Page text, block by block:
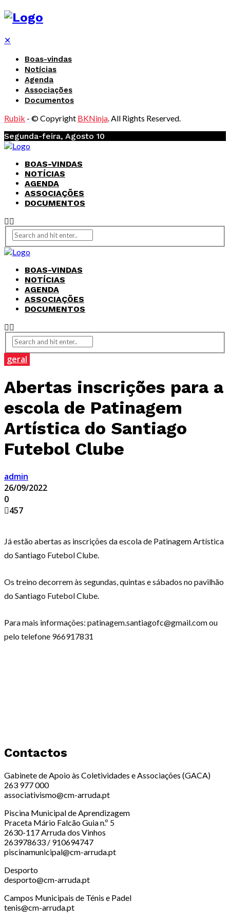
✕
Boas-vindas
Notícias
Agenda
Associações
Documentos
Rubik - © Copyright BKNinja. All Rights Reserved.
Segunda-feira, Agosto 10
BOAS-VINDAS
NOTÍCIAS
AGENDA
ASSOCIAÇÕES
DOCUMENTOS
BOAS-VINDAS
NOTÍCIAS
AGENDA
ASSOCIAÇÕES
DOCUMENTOS
geral
Abertas inscrições para a
escola de Patinagem
Artística do Santiago
Futebol Clube
admin
26/09/2022
0
457
Já estão abertas as inscrições da escola de Patinagem Artística
do Santiago Futebol Clube.
Os treino decorrem às segundas, quintas e sábados no pavilhão
do Santiago Futebol Clube.
Para mais informações: patinagem.santiagofc@gmail.com ou
pelo telefone 966917831
Contactos
Gabinete de Apoio às Coletividades e Associações (GACA)
263 977 000
associativismo@cm-arruda.pt
Piscina Municipal de Aprendizagem
Praceta Mário Falcão Guia n.º 5
2630-117 Arruda dos Vinhos
263978633 / 910694747
piscinamunicipal@cm-arruda.pt
Desporto
desporto@cm-arruda.pt
Campos Municipais de Ténis e Padel
tenis@cm-arruda.pt